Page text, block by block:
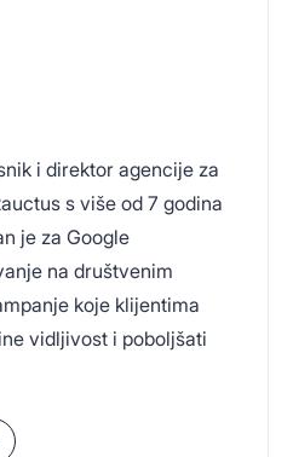
i direktor agencije za
s više od 7 godina
je za Google
na društvenim
koje klijentima
vidljivost i poboljšati